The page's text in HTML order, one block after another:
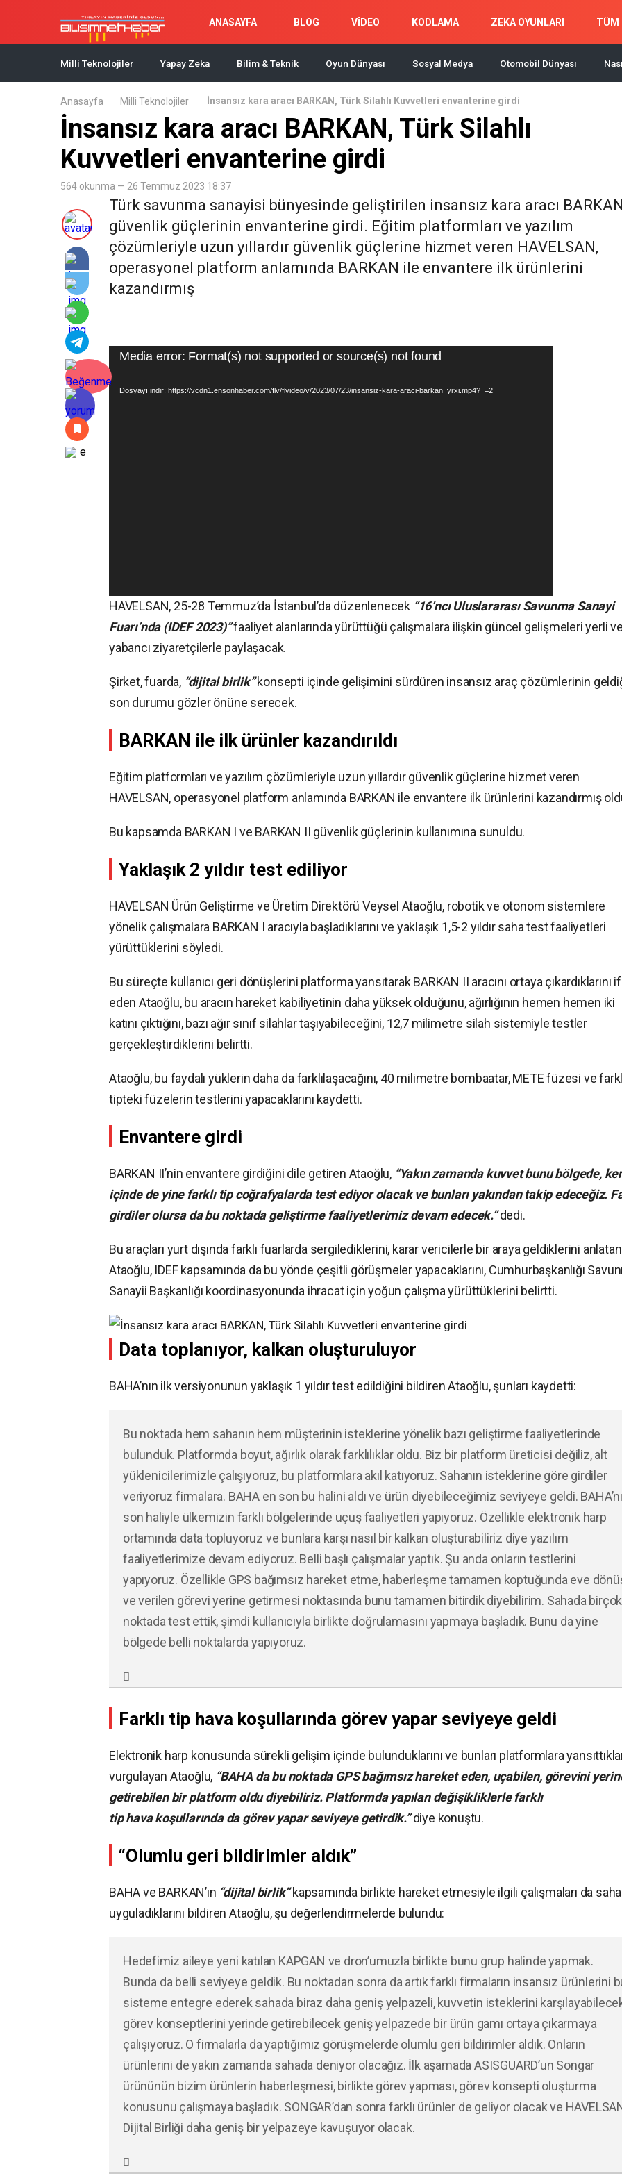
ANASAYFA BLOG VİDEO KODLAMA ZEKA OYUNLARI TÜM
Milli Teknolojiler Yapay Zeka Bilim & Teknik Oyun Dünyası Sosyal Medya Otomobil Dünyası
Anasayfa Milli Teknolojiler İnsansız kara aracı BARKAN, Türk Silahlı Kuvvetleri envanterine girdi
İnsansız kara aracı BARKAN, Türk Silahlı
Kuvvetleri envanterine girdi
564 okunma — 26 Temmuz 2023 18:37
Türk savunma sanayisi bünyesinde geliştirilen insansız kara aracı
güvenlik güçlerinin envanterine girdi. Eğitim platformları ve yazılım
çözümleriyle uzun yıllardır güvenlik güçlerine hizmet veren HAVELSAN,
operasyonel platform anlamında BARKAN ile envantere ilk ürünlerini
kazandırmış
Media error: Format(s) not supported or source(s) not found
Dosyayı indir: https://vcdn1.ensonhaber.com/flv/flvideo/v/2023/07/23/insansiz-kara-araci-barkan_yrxi.mp4?_=2
HAVELSAN, 25-28 Temmuz’da İstanbul’da düzenlenecek “16’ncı Uluslararası Savunma Sanayi
Fuarı’nda (IDEF 2023)”faaliyet alanlarında yürüttüğü çalışmalara ilişkin güncel gelişmeleri yerli ve
yabancı ziyaretçilerle paylaşacak.
Şirket, fuarda, “dijital birlik”konsepti içinde gelişimini sürdüren insansız araç çözümlerinin
son durumu gözler önüne serecek.
BARKAN ile ilk ürünler kazandırıldı
Eğitim platformları ve yazılım çözümleriyle uzun yıllardır güvenlik güçlerine hizmet veren
HAVELSAN, operasyonel platform anlamında BARKAN ile envantere ilk ürünlerini kazandırmış
Bu kapsamda BARKAN I ve BARKAN II güvenlik güçlerinin kullanımına sunuldu.
Yaklaşık 2 yıldır test ediliyor
HAVELSAN Ürün Geliştirme ve Üretim Direktörü Veysel Ataoğlu, robotik ve otonom sistemlere
yönelik çalışmalara BARKAN I aracıyla başladıklarını ve yaklaşık 1,5-2 yıldır saha test faaliyetleri
yürüttüklerini söyledi.
Bu süreçte kullanıcı geri dönüşlerini platforma yansıtarak BARKAN II aracını ortaya çıkardıklarını
eden Ataoğlu, bu aracın hareket kabiliyetinin daha yüksek olduğunu, ağırlığının hemen hemen iki
katını çıktığını, bazı ağır sınıf silahlar taşıyabileceğini, 12,7 milimetre silah sistemiyle testler
gerçekleştirdiklerini belirtti.
Ataoğlu, bu faydalı yüklerin daha da farklılaşacağını, 40 milimetre bombaatar, METE füzesi ve
tipteki füzelerin testlerini yapacaklarını kaydetti.
Envantere girdi
BARKAN II’nin envantere girdiğini dile getiren Ataoğlu, “Yakın zamanda kuvvet bunu bölgede,
içinde de yine farklı tip coğrafyalarda test ediyor olacak ve bunları yakından takip edeceğiz.
girdiler olursa da bu noktada geliştirme faaliyetlerimiz devam edecek.”dedi.
Bu araçları yurt dışında farklı fuarlarda sergilediklerini, karar vericilerle bir araya geldiklerini anlatan
Ataoğlu, IDEF kapsamında da bu yönde çeşitli görüşmeler yapacaklarını, Cumhurbaşkanlığı
Sanayii Başkanlığı koordinasyonunda ihracat için yoğun çalışma yürüttüklerini belirtti.
Data toplanıyor, kalkan oluşturuluyor
BAHA’nın ilk versiyonunun yaklaşık 1 yıldır test edildiğini bildiren Ataoğlu, şunları kaydetti:
Bu noktada hem sahanın hem müşterinin isteklerine yönelik bazı geliştirme faaliyetlerinde
bulunduk. Platformda boyut, ağırlık olarak farklılıklar oldu. Biz bir platform üreticisi değiliz, alt
yüklenicilerimizle çalışıyoruz, bu platformlara akıl katıyoruz. Sahanın isteklerine göre girdiler
veriyoruz firmalara. BAHA en son bu halini aldı ve ürün diyebileceğimiz seviyeye geldi.
son haliyle ülkemizin farklı bölgelerinde uçuş faaliyetleri yapıyoruz. Özellikle elektronik harp
ortamında data topluyoruz ve bunlara karşı nasıl bir kalkan oluşturabiliriz diye yazılım
faaliyetlerimize devam ediyoruz. Belli başlı çalışmalar yaptık. Şu anda onların testlerini
yapıyoruz. Özellikle GPS bağımsız hareket etme, haberleşme tamamen koptuğunda eve
ve verilen görevi yerine getirmesi noktasında bunu tamamen bitirdik diyebilirim. Sahada birçok
noktada test ettik, şimdi kullanıcıyla birlikte doğrulamasını yapmaya başladık. Bunu da yine
bölgede belli noktalarda yapıyoruz.
Farklı tip hava koşullarında görev yapar seviyeye geldi
Elektronik harp konusunda sürekli gelişim içinde bulunduklarını ve bunları platformlara
vurgulayan Ataoğlu, “BAHA da bu noktada GPS bağımsız hareket eden, uçabilen, görevini
getirebilen bir platform oldu diyebiliriz. Platformda yapılan değişikliklerle farklı
tip hava koşullarında da görev yapar seviyeye getirdik.”diye konuştu.
“Olumlu geri bildirimler aldık”
BAHA ve BARKAN’ın “dijital birlik”kapsamında birlikte hareket etmesiyle ilgili çalışmaları da
uyguladıklarını bildiren Ataoğlu, şu değerlendirmelerde bulundu:
Hedefimiz aileye yeni katılan KAPGAN ve dron’umuzla birlikte bunu grup halinde yapmak.
Bunda da belli seviyeye geldik. Bu noktadan sonra da artık farklı firmaların insansız ürünlerini
sisteme entegre ederek sahada biraz daha geniş yelpazeli, kuvvetin isteklerini
görev konseptlerini yerinde getirebilecek geniş yelpazede bir ürün gamı ortaya çıkarmaya
çalışıyoruz. O firmalarla da yaptığımız görüşmelerde olumlu geri bildirimler aldık. Onların
ürünlerini de yakın zamanda sahada deniyor olacağız. İlk aşamada ASISGUARD’un Songar
ürününün bizim ürünlerin haberleşmesi, birlikte görev yapması, görev konsepti oluşturma
konusunu çalışmaya başladık. SONGAR’dan sonra farklı ürünler de geliyor olacak ve
Dijital Birliği daha geniş bir yelpazeye kavuşuyor olacak.